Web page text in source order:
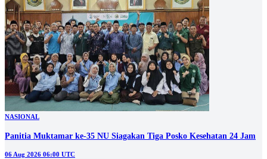
NASIONAL
Panitia Muktamar ke-35 NU Siagakan Tiga Posko Kesehatan 24 Jam
06 Aug 2026 06:00 UTC